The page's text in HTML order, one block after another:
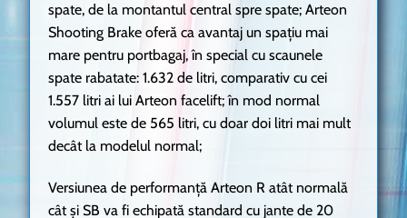
spate, de la montantul central spre spate; Arteon
Shooting Brake oferă ca avantaj un spațiu mai
mare pentru portbagaj, în special cu scaunele
spate rabatate: 1.632 de litri, comparativ cu cei
1.557 litri ai lui Arteon facelift; în mod normal
volumul este de 565 litri, cu doar doi litri mai mult
decât la modelul normal;
Versiunea de performanță Arteon R atât normală
cât și SB va fi echipată standard cu jante de 20